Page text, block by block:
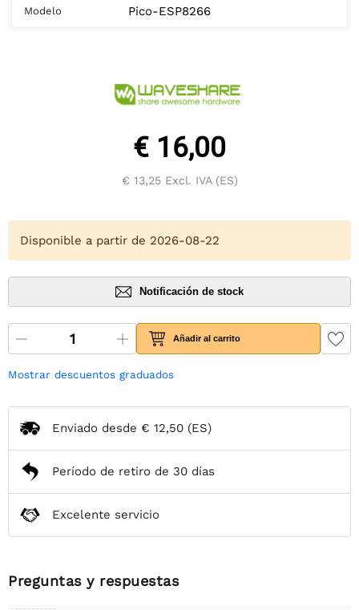
Modelo Pico-ESP8266
€ 16,00
€ 13,25Excl. IVA (ES)
Disponible a partir de 2026-08-22
Notificación de stock
Añadir al carrito
Mostrar descuentos graduados
Enviado desde € 12,50 (ES)
Período de retiro de 30 días
Excelente servicio
Preguntas y respuestas